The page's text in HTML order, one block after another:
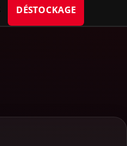
DÉSTOCKAGE